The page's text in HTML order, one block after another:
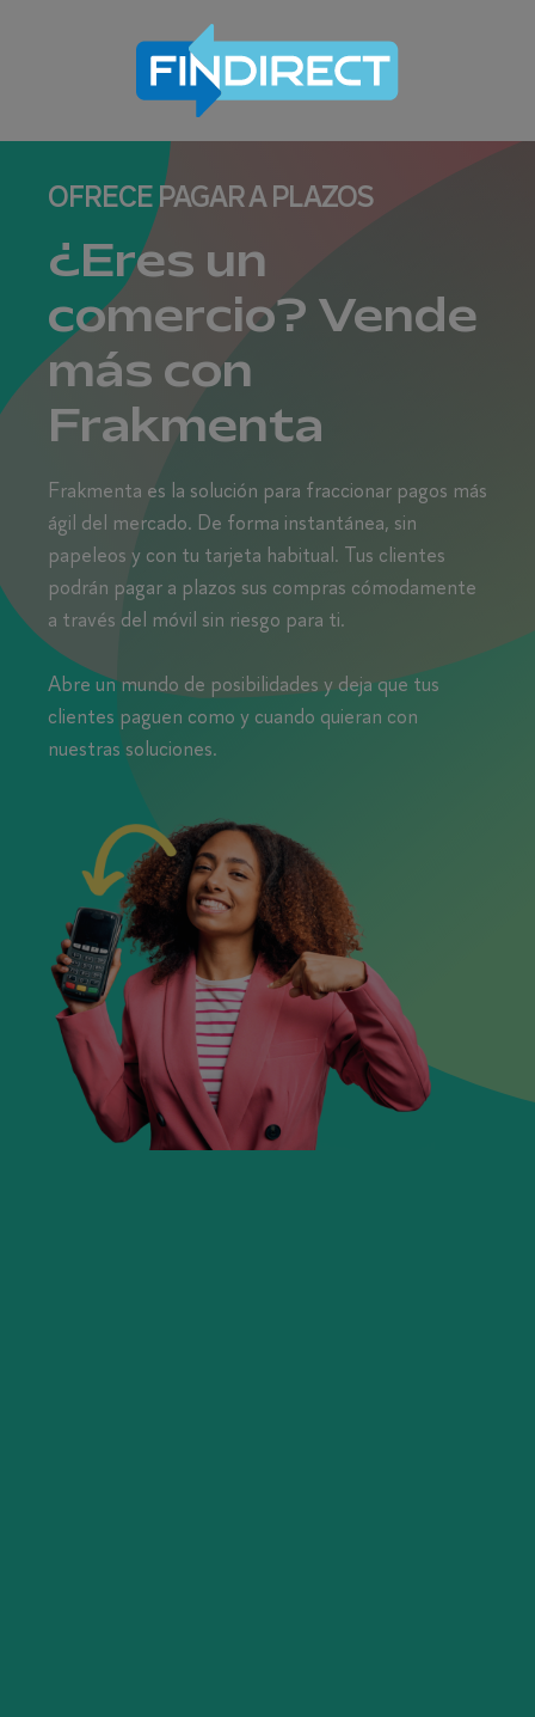
OFRECE PAGAR A PLAZOS
¿Eres un
comercio? Vende
más con
Frakmenta
Frakmenta es la solución para fraccionar pagos más
ágil del mercado. De forma instantánea, sin
papeleos y con tu tarjeta habitual. Tus clientes
podrán pagar a plazos sus compras cómodamente
a través del móvil sin riesgo para ti.
Abre un mundo de posibilidades y deja que tus
clientes paguen como y cuando quieran con
nuestras soluciones.